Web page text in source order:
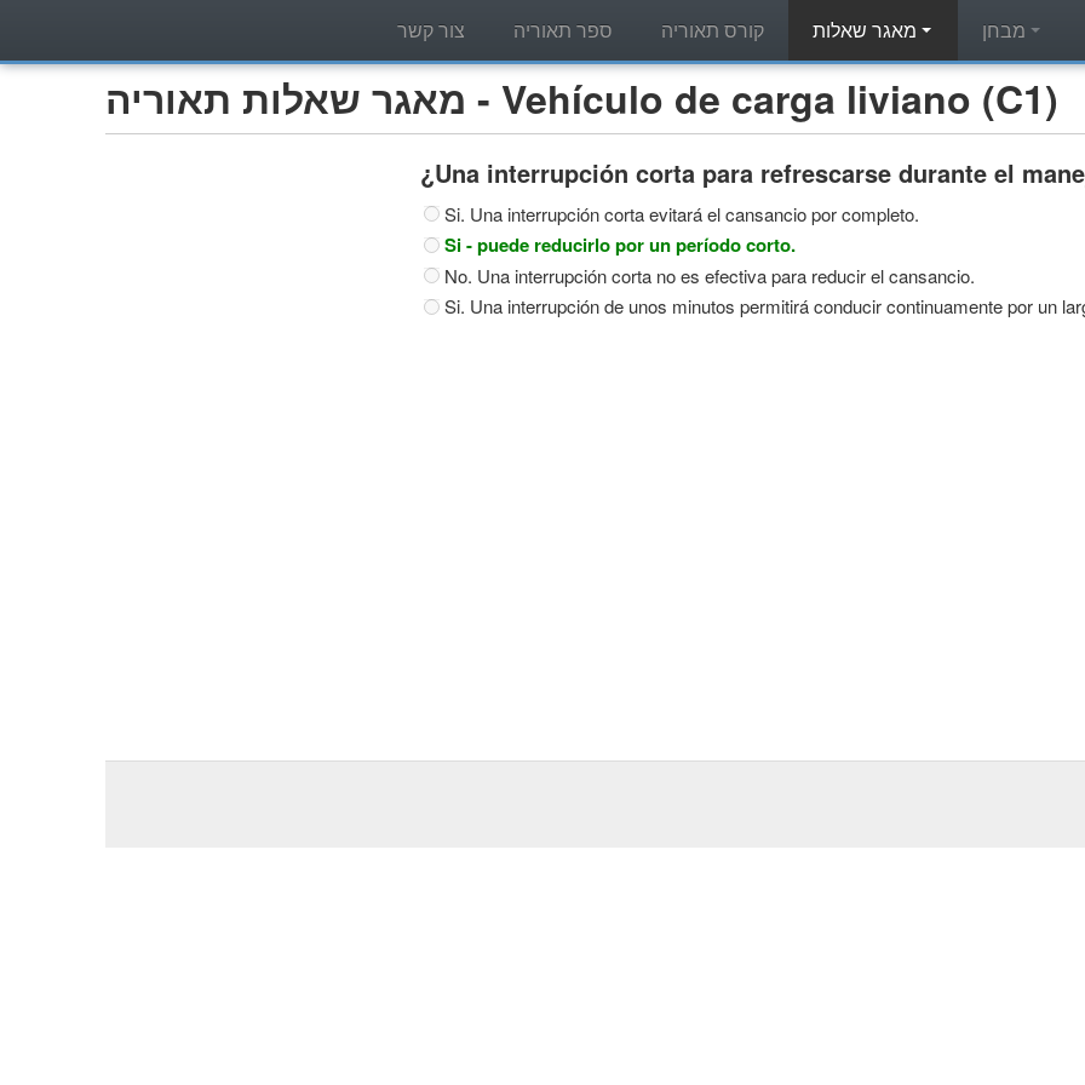
קורס תאוריה ספר תאוריה צור קשר
מאגר שאלות תאוריה - Vehículo de carga liviano (C1)
¿Una interrupción corta para refrescarse durante el
Si. Una interrupción corta evitará el cansancio por completo.
Si - puede reducirlo por un período corto.
No. Una interrupción corta no es efectiva para reducir el cansancio.
Si. Una interrupción de unos minutos permitirá conducir continuamente por un